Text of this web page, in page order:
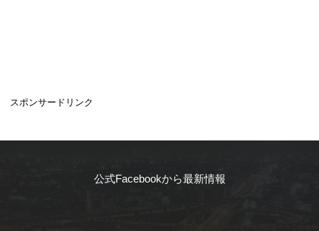
スポンサードリンク
公式Facebookから最新情報